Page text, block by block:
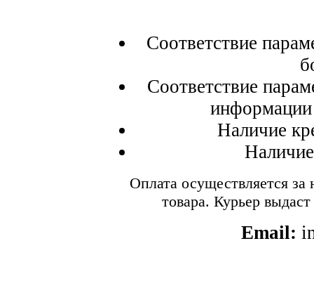
Соответствие
Соответствие
информации
Наличие
Оплата осуществляется
товара. Курьер
Email: